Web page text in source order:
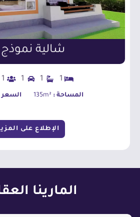
شالية نموذج B
1
1
1
1
المساحة : 135m² السعر
الإطلاع على
المارينا